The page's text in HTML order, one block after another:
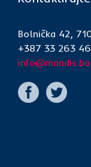
Bolnička 42,
+387 33 263
info@mandis.ba